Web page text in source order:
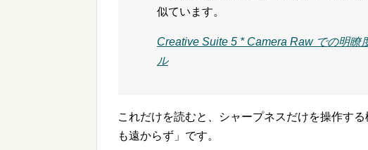
似ています。
Creative Suite 5 * Camera Raw での明
ル
これだけを読むと、シャープネスだけを操作す
も遠からず」です。